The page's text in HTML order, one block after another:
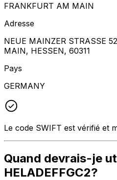
FRANKFURT AM MAIN
Adresse
NEUE MAINZER STRASSE
MAIN, HESSEN, 60311
Pays
GERMANY
Le code SWIFT est vérifié et
Quand devrais-je
HELADEFFGC2?